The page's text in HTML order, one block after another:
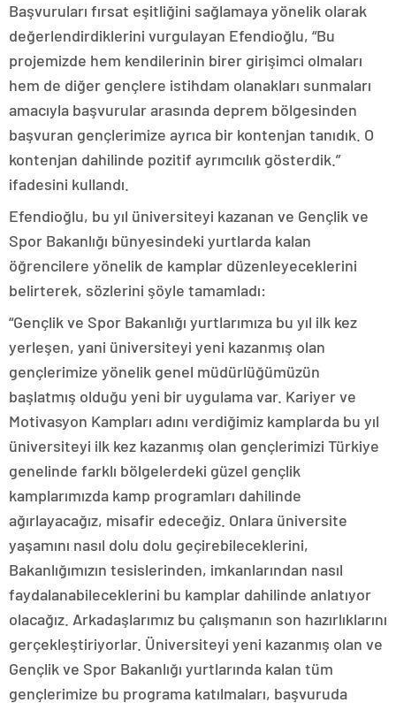
Başvuruları fırsat eşitliğini sağlamaya yönelik olarak
değerlendirdiklerini vurgulayan Efendioğlu, “Bu
projemizde hem kendilerinin birer girişimci olmaları
hem de diğer gençlere istihdam olanakları sunmaları
amacıyla başvurular arasında deprem bölgesinden
başvuran gençlerimize ayrıca bir kontenjan tanıdık. O
kontenjan dahilinde pozitif ayrımcılık gösterdik.”
ifadesini kullandı.
Efendioğlu, bu yıl üniversiteyi kazanan ve Gençlik ve
Spor Bakanlığı bünyesindeki yurtlarda kalan
öğrencilere yönelik de kamplar düzenleyeceklerini
belirterek, sözlerini şöyle tamamladı:
“Gençlik ve Spor Bakanlığı yurtlarımıza bu yıl ilk kez
yerleşen, yani üniversiteyi yeni kazanmış olan
gençlerimize yönelik genel müdürlüğümüzün
başlatmış olduğu yeni bir uygulama var. Kariyer ve
Motivasyon Kampları adını verdiğimiz kamplarda bu yıl
üniversiteyi ilk kez kazanmış olan gençlerimizi Türkiye
genelinde farklı bölgelerdeki güzel gençlik
kamplarımızda kamp programları dahilinde
ağırlayacağız, misafir edeceğiz. Onlara üniversite
yaşamını nasıl dolu dolu geçirebileceklerini,
Bakanlığımızın tesislerinden, imkanlarından nasıl
faydalanabileceklerini bu kamplar dahilinde anlatıyor
olacağız. Arkadaşlarımız bu çalışmanın son hazırlıklarını
gerçekleştiriyorlar. Üniversiteyi yeni kazanmış olan ve
Gençlik ve Spor Bakanlığı yurtlarında kalan tüm
gençlerimize bu programa katılmaları, başvuruda